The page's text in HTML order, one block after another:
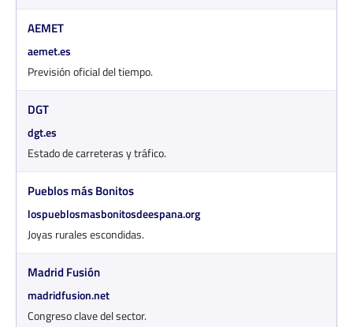
AEMET
aemet.es
Previsión oficial del tiempo.
DGT
dgt.es
Estado de carreteras y tráfico.
Pueblos más Bonitos
lospueblosmasbonitosdeespana.org
Joyas rurales escondidas.
Madrid Fusión
madridfusion.net
Congreso clave del sector.